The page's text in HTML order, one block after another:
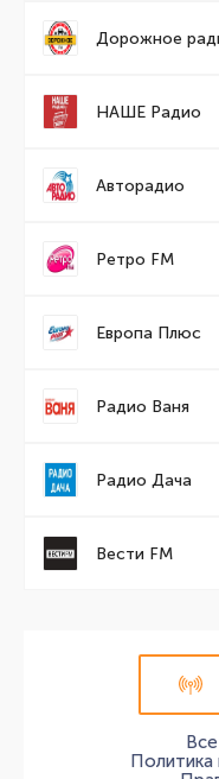
Дорожное
НАШЕ Радио
Авторадио
Ретро FM
Европа Плюс
Радио Ваня
Радио Дача
Вести FM
Политика